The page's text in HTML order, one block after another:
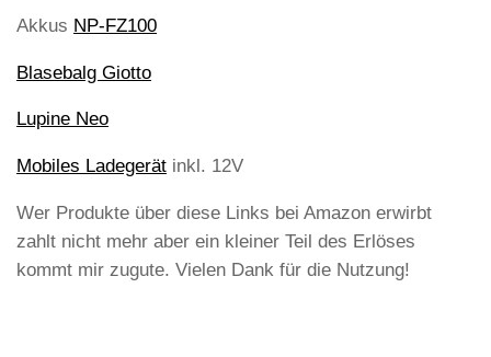
Akkus NP-FZ100
Blasebalg Giotto
Lupine Neo
Mobiles Ladegerät inkl. 12V
Wer Produkte über diese Links bei Amazon erwirbt
zahlt nicht mehr aber ein kleiner Teil des Erlöses
kommt mir zugute. Vielen Dank für die Nutzung!